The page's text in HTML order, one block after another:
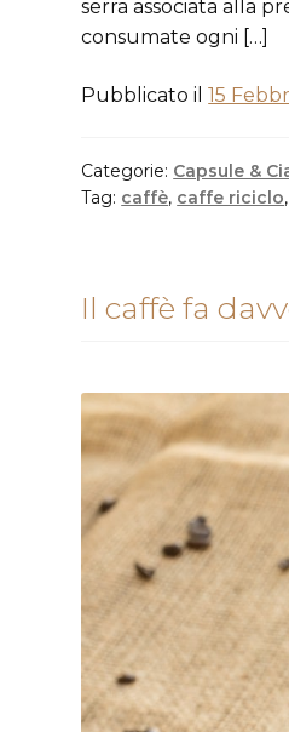
serra associata alla
consumate ogni […]
Pubblicato il15
Categorie: Capsule &
Tag: caffè, caffe riciclo,
Il caffè fa